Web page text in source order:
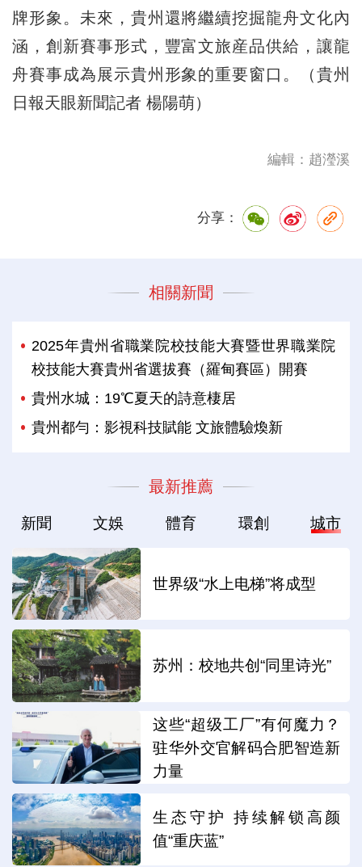
牌形象。未來，貴州還將繼續挖掘龍舟文化內
涵，創新賽事形式，豐富文旅産品供給，讓龍
舟賽事成為展示貴州形象的重要窗口。（貴州
日報天眼新聞記者 楊陽萌）
編輯：趙瀅溪
分享：
相關新聞
2025年貴州省職業院校技能大賽暨世界職業院
校技能大賽貴州省選拔賽（羅甸賽區）開賽
貴州水城：19℃夏天的詩意棲居
貴州都勻：影視科技賦能 文旅體驗煥新
最新推薦
新聞 文娛 體育 環創 城市
世界级“水上电梯”将成型
苏州：校地共创“同里诗光”
这些“超级工厂”有何魔力？
驻华外交官解码合肥智造新
力量
生态守护 持续解锁高颜
值“重庆蓝”